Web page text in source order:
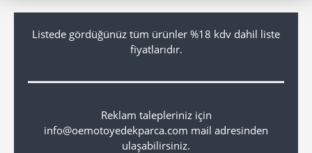
Listede gördüğünüz tüm ürünler %18 kdv dahil liste
fiyatlarıdır.
Reklam talepleriniz için
info@oemotoyedekparca.com mail adresinden
ulaşabilirsiniz.